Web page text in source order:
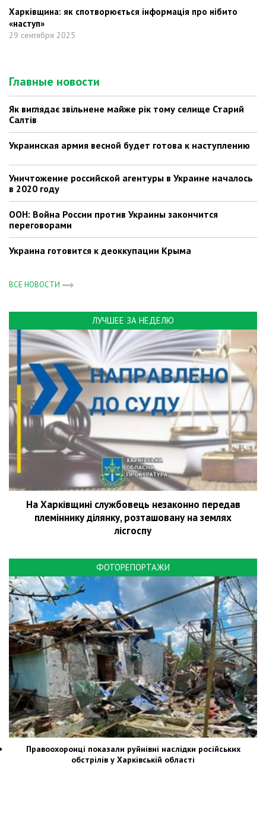
Харківщина: як спотворюється інформація про нібито
«наступ»
29 сентября 2025
Главные новости
Як виглядає звільнене майже рік тому селище Старий
Салтів
Украинская армия весной будет готова к наступлению
Уничтожение российской агентуры в Украине началось
в 2020 году
ООН: Война России против Украины закончится
переговорами
Украина готовится к деоккупации Крыма
ВСЕ НОВОСТИ
ЛУЧШЕЕ ЗА НЕДЕЛЮ
На Харківщині службовець незаконно передав
племіннику ділянку, розташовану на землях
лісгоспу
ФОТОРЕПОРТАЖИ
Правоохоронці показали руйнівні наслідки російських
обстрілів у Харківській області